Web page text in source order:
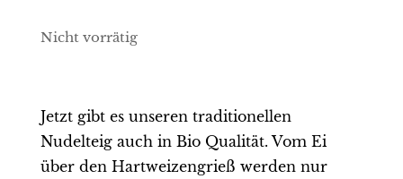
Nicht vorrätig
Jetzt gibt es unseren traditionellen
Nudelteig auch in Bio Qualität. Vom Ei
über den Hartweizengrieß werden nur